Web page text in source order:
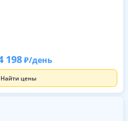
198 /день
Найти цены